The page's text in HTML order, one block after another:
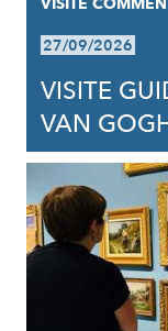
27/09/2026
VISITE
VAN